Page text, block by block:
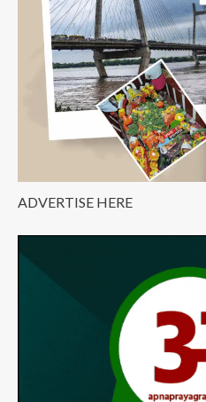
शुरुआत
ADVERTISE HERE